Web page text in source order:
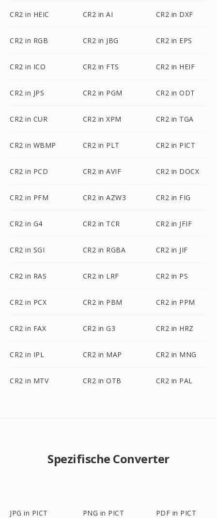
CR2 in HEIC CR2 in AI CR2 in DXF
CR2 in RGB CR2 in JBG CR2 in EPS
CR2 in ICO CR2 in FTS CR2 in HEIF
CR2 in JPS CR2 in PGM CR2 in ODT
CR2 in CUR CR2 in XPM CR2 in TGA
CR2 in WBMP CR2 in PLT CR2 in PICT
CR2 in PCD CR2 in AVIF CR2 in DOCX
CR2 in PFM CR2 in AZW3 CR2 in FIG
CR2 in G4 CR2 in TCR CR2 in JFIF
CR2 in SGI CR2 in RGBA CR2 in JIF
CR2 in RAS CR2 in LRF CR2 in PS
CR2 in PCX CR2 in PBM CR2 in PPM
CR2 in FAX CR2 in G3 CR2 in HRZ
CR2 in IPL CR2 in MAP CR2 in MNG
CR2 in MTV CR2 in OTB CR2 in PAL
Spezifische Converter
JPG in PICT PNG in PICT PDF in PICT